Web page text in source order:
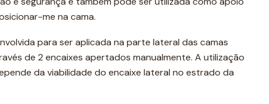
me na cama.
para ser aplicada na parte lateral das camas
de 2 encaixes apertados manualmente. A utilização
da viabilidade do encaixe lateral no estrado da